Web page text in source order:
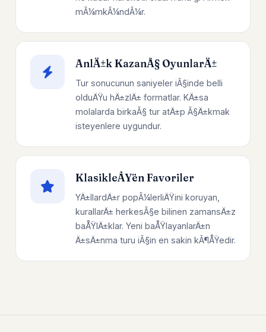
mÃ¼mkÃ¼ndÃ¼r.
AnlÄ±k KazanÃ§ OyunlarÄ±
Tur sonucunun saniyeler iÃ§inde belli
olduÄŸu hÄ±zlÄ± formatlar. KÄ±sa
molalarda birkaÃ§ tur atÄ±p Ã§Ä±kmak
isteyenlere uygundur.
KlasikleÅŸen Favoriler
YÄ±llardÄ±r popÃ¼lerliÄŸini koruyan,
kurallarÄ± herkesÃ§e bilinen zamansÄ±z
baÅŸlÄ±klar. Yeni baÅŸlayanlarÄ±n
Ä±sÄ±nma turu iÃ§in en sakin kÃ¶ÅŸedir.